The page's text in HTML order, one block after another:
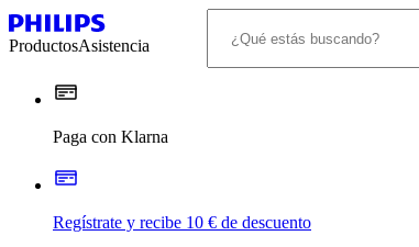
ProductosAsistencia
Paga con Klarna
Regístrate y recibe 10 € de descuento